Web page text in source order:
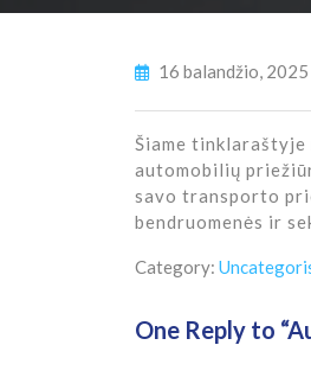
16 balandžio, 2025
Šiame
automobilių
savo transporto
bendruomenės ir
Category:
One Reply to “